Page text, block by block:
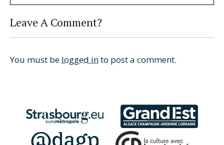
Leave A Comment?
You must be logged into post a comment.